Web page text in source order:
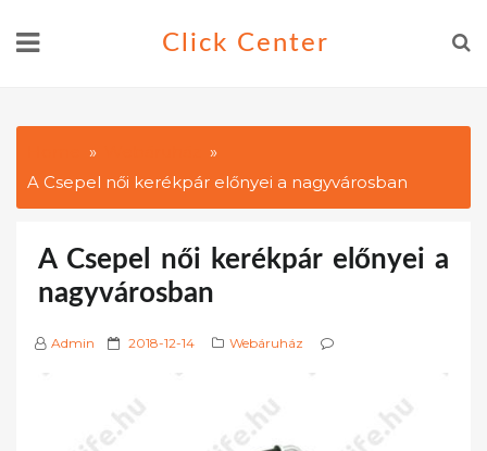
Click Center
A Csepel női kerékpár előnyei a nagyvárosban
A Csepel női kerékpár előnyei a
nagyvárosban
Admin
P 2018-12-14 Webáruház